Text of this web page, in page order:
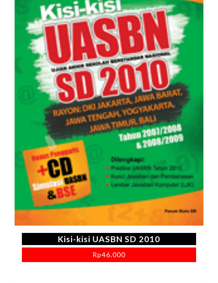
Kisi-kisi UASBN SD 2010
Rp46.000